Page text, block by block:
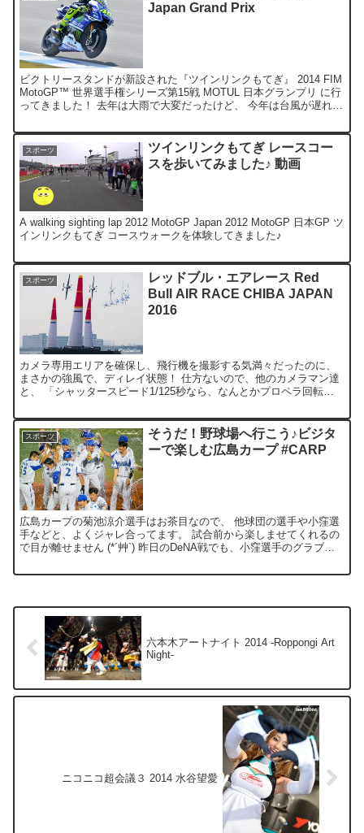
Japan Grand Prix
ビクトリースタンドが新設された『ツインリンクもてぎ』 2014 FIM
MotoGP™ 世界選手権シリーズ第15戦 MOTUL 日本グランプリ に行
ってきました！ 去年は大雨で大変だったけど、 今年は台風が遅れ、
スポーツ
ツインリンクもてぎ レースコー
スを歩いてみました♪ 動画
A walking sighting lap 2012 MotoGP Japan 2012 MotoGP 日本GP ツ
インリンクもてぎ コースウォークを体験してきました♪
スポーツ
レッドブル・エアレース Red
Bull AIR RACE CHIBA JAPAN
2016
カメラ専用エリアを確保し、飛行機を撮影する気満々だったのに、
まさかの強風で、ディレイ状態！ 仕方ないので、他のカメラマン達
と、 「シャッタースピード1/125秒なら、なんとかプロペラ回転す
スポーツ
そうだ！野球場へ行こう♪ビジタ
ーで楽しむ広島カープ #CARP
広島カープの菊池涼介選手はお茶目なので、 他球団の選手や小窪選
手などと、よくジャレ合ってます。 試合前から楽しませてくれるの
で目が離せません (*´艸`) 昨日のDeNA戦でも、小窪選手のグラブを
六本木アートナイト 2014 -Roppongi Art
Night-
ニコニコ超会議３ 2014 水谷望愛